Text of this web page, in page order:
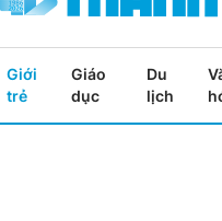
Giới
trẻ
Giáo
dục
Du
lịch